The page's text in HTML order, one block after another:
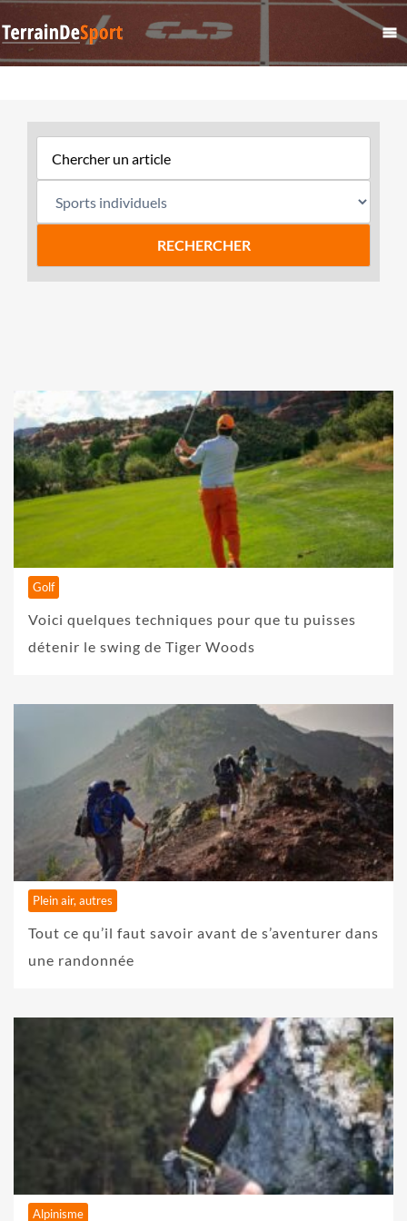
Golf
Voici quelques techniques pour que tu puisses
détenir le swing de Tiger Woods
Plein air, autres
Tout ce qu’il faut savoir avant de s’aventurer dans
une randonnée
Alpinisme